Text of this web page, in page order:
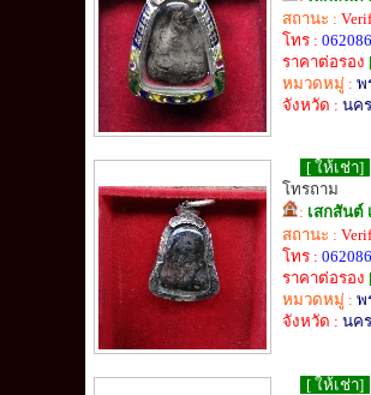
สถานะ :
โทร :
ราคาต่อรอง
หมวดหมู่ : พ
จังหวัด : นค
[ ให้เช่า]
โทรถาม
: เสกสันต์
สถานะ :
โทร :
ราคาต่อรอง
หมวดหมู่ : พ
จังหวัด : นค
[ ให้เช่า]